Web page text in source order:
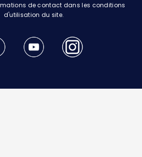
de contact dans les conditions
d'utilisation du site.